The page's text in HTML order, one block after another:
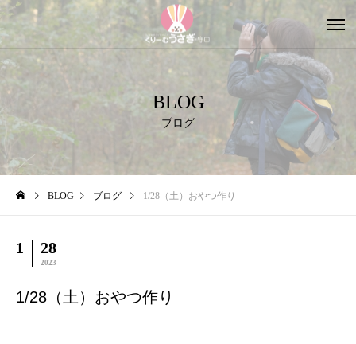
BLOG
ブログ
BLOG ブログ 1/28（土）おやつ作り
1 28
2023
1/28（土）おやつ作り